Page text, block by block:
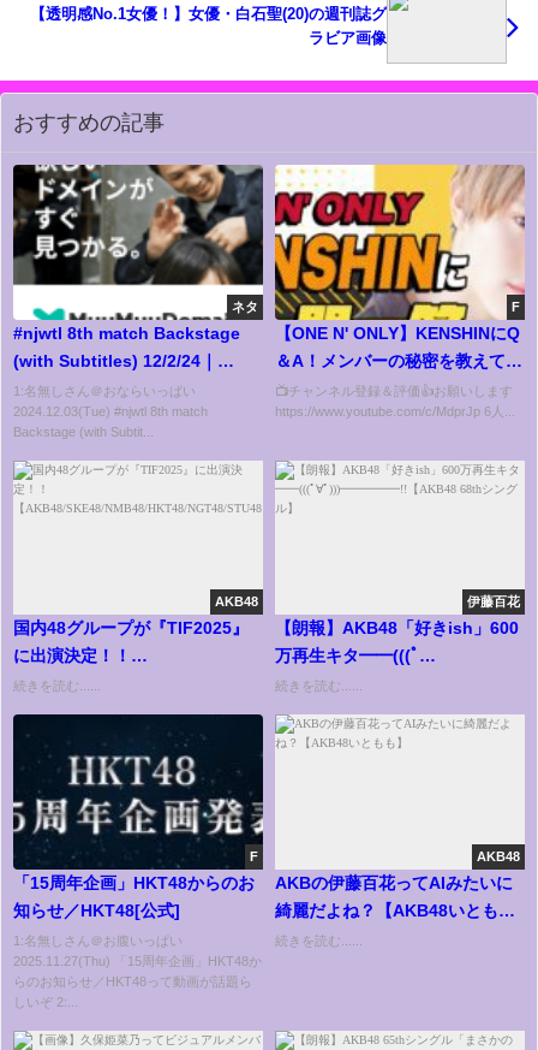
【透明感No.1女優！】女優・白石聖(20)の週刊誌グ
ラビア画像
おすすめの記事
ネタ
#njwtl 8th match Backstage
(with Subtitles) 12/2/24｜
WORLD TAG LEAGUE 2024 第
8試合 Backstage
1:名無しさん＠おならいっぱい
2024.12.03(Tue) #njwtl 8th match
Backstage (with Subtit...
F
【ONE N' ONLY】KENSHINにQ
＆A！メンバーの秘密を教えて！
この場を借りてNAOYAに一言
【毎日動画配信企画】
📺チャンネル登録＆評価👍お願いします
https://www.youtube.com/c/MdprJp 6人...
AKB48
国内48グループが『TIF2025』
に出演決定！！
【AKB48/SKE48/NMB48/HKT48/NGT48/STU48】
続きを読む......
伊藤百花
【朗報】AKB48「好きish」600
万再生キタ━━(((ﾟ
∀ﾟ)))━━━━━!!【AKB48 68th
シングル】
続きを読む......
F
「15周年企画」HKT48からのお
知らせ／HKT48[公式]
1:名無しさん＠お腹いっぱい
2025.11.27(Thu) 「15周年企画」HKT48か
らのお知らせ／HKT48って動画が話題ら
しいぞ 2:...
AKB48
AKBの伊藤百花ってAIみたいに
綺麗だよね？【AKB48いとも
も】
続きを読む......